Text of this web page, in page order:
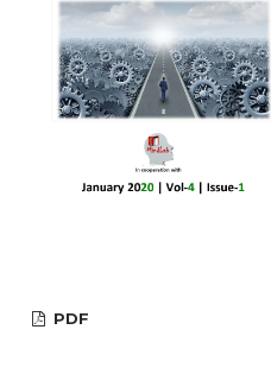
PDF